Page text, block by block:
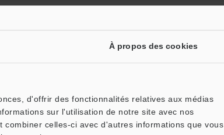
À propos des cookies
d'offrir des fonctionnalités relatives aux médias
sur l'utilisation de notre site avec nos
celles-ci avec d'autres informations que vous